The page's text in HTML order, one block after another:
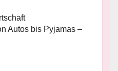
Autos bis Pyjamas –